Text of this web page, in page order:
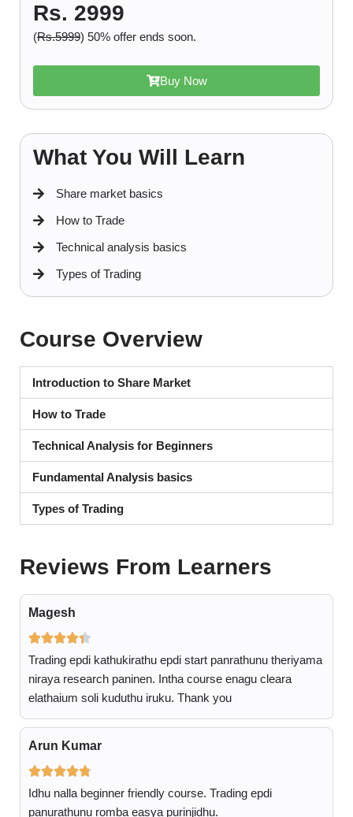
Rs. 2999
(Rs.5999) 50% offer ends soon.
Buy Now
What You Will Learn​
Share market basics
How to Trade
Technical analysis basics
Types of Trading
Course Overview
Introduction to Share Market
How to Trade
Technical Analysis for Beginners
Fundamental Analysis basics
Types of Trading
Reviews From Learners
Magesh
Trading epdi kathukirathu epdi start panrathunu theriyama
niraya research paninen. Intha course enagu cleara
elathaium soli kuduthu iruku. Thank you
Arun Kumar
Idhu nalla beginner friendly course. Trading epdi
panurathunu romba easya purinjidhu.